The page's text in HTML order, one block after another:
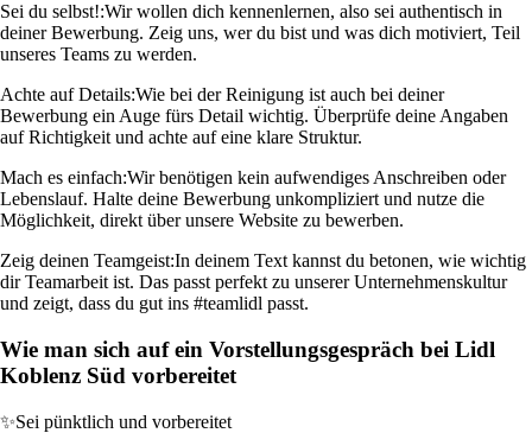
Sei du selbst!:Wir wollen dich kennenlernen, also sei authentisch in
deiner Bewerbung. Zeig uns, wer du bist und was dich motiviert, Teil
unseres Teams zu werden.
Achte auf Details:Wie bei der Reinigung ist auch bei deiner
Bewerbung ein Auge fürs Detail wichtig. Überprüfe deine Angaben
auf Richtigkeit und achte auf eine klare Struktur.
Mach es einfach:Wir benötigen kein aufwendiges Anschreiben oder
Lebenslauf. Halte deine Bewerbung unkompliziert und nutze die
Möglichkeit, direkt über unsere Website zu bewerben.
Zeig deinen Teamgeist:In deinem Text kannst du betonen, wie wichtig
dir Teamarbeit ist. Das passt perfekt zu unserer Unternehmenskultur
und zeigt, dass du gut ins #teamlidl passt.
Wie man sich auf ein Vorstellungsgespräch bei Lidl
Koblenz Süd vorbereitet
✨Sei pünktlich und vorbereitet